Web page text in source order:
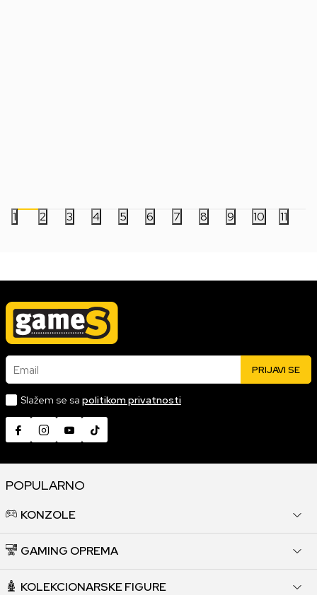
1 2 3 4 5 6 7 8 9 10 11
Email PRIJAVI SE
Slažem se sa politikom privatnosti
POPULARNO
KONZOLE
GAMING OPREMA
KOLEKCIONARSKE FIGURE